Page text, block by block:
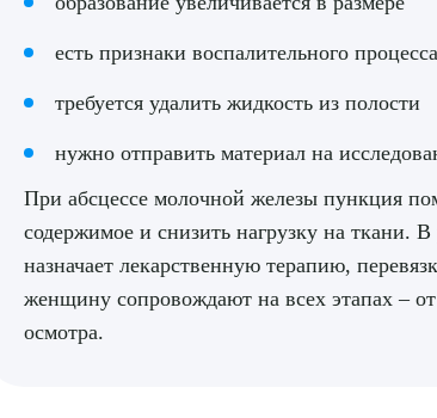
есть признаки воспалительного процесса
требуется удалить жидкость из полости
нужно отправить материал на
При абсцессе молочной железы пункция
содержимое и снизить нагрузку на ткани.
назначает лекарственную терапию,
женщину сопровождают на всех этапах –
осмотра.